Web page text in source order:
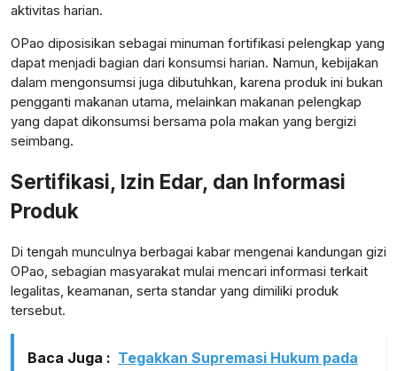
aktivitas harian.
OPao diposisikan sebagai minuman fortifikasi pelengkap yang
dapat menjadi bagian dari konsumsi harian. Namun, kebijakan
dalam mengonsumsi juga dibutuhkan, karena produk ini bukan
pengganti makanan utama, melainkan makanan pelengkap
yang dapat dikonsumsi bersama pola makan yang bergizi
seimbang.
Sertifikasi, Izin Edar, dan Informasi
Produk
Di tengah munculnya berbagai kabar mengenai kandungan gizi
OPao, sebagian masyarakat mulai mencari informasi terkait
legalitas, keamanan, serta standar yang dimiliki produk
tersebut.
Baca Juga : Tegakkan Supremasi Hukum pada